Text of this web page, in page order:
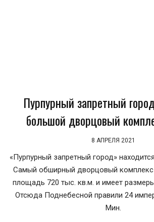
Пурпурный запретный
большой дворцовый
8 АПРЕЛЯ 2021
«Пурпурный запретный город»
Самый обширный дворцовый комплекс
площадь 720 тыс. кв.м. и имеет
Отсюда Поднебесной правили 24
Мин.